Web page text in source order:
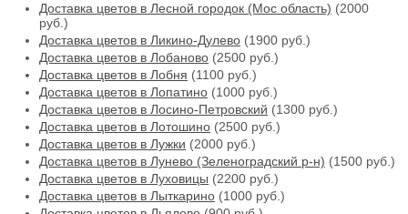
Доставка цветов в Лесной городок (Мос область) (2000
руб.)
Доставка цветов в Ликино-Дулево (1900 руб.)
Доставка цветов в Лобаново (2500 руб.)
Доставка цветов в Лобня (1100 руб.)
Доставка цветов в Лопатино (1000 руб.)
Доставка цветов в Лосино-Петровский (1300 руб.)
Доставка цветов в Лотошино (2500 руб.)
Доставка цветов в Лужки (2000 руб.)
Доставка цветов в Лунево (Зеленоградский р-н) (1500 руб.)
Доставка цветов в Луховицы (2200 руб.)
Доставка цветов в Лыткарино (1000 руб.)